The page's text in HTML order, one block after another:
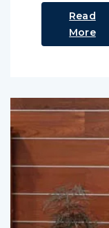
Read
More